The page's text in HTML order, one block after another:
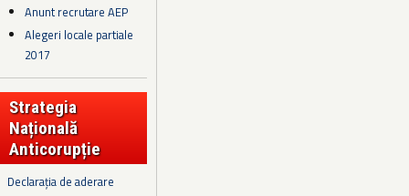
Anunt recrutare AEP
Alegeri locale partiale
2017
Strategia
Națională
Anticorupție
Declarația de aderare